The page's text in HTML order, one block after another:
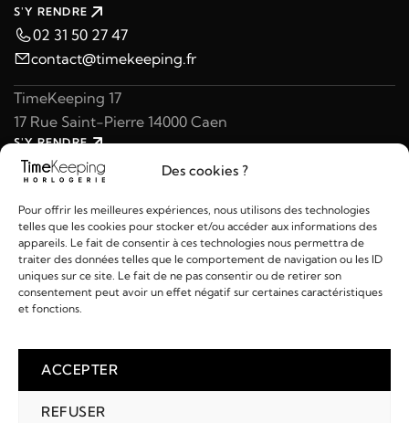
Des cookies ?
Pour offrir les meilleures expériences, nous utilisons des technologies
telles que les cookies pour stocker et/ou accéder aux informations des
appareils. Le fait de consentir à ces technologies nous permettra de
traiter des données telles que le comportement de navigation ou les ID
uniques sur ce site. Le fait de ne pas consentir ou de retirer son
consentement peut avoir un effet négatif sur certaines caractéristiques
et fonctions.
ACCEPTER
REFUSER
S'Y RENDRE
02 31 50 27 47
contact@timekeeping.fr
TimeKeeping 17
17 Rue Saint-Pierre 14000 Caen
S'Y RENDRE
02 31 47 49 97
contact@timekeeping.fr
Liens utiles
2026 © TIMEKEEPING - Réalisé par